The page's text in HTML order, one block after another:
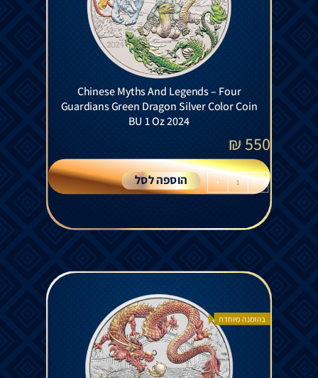
Chinese Myths And Legends – Four
Guardians Green Dragon Silver Color Coin
BU 1 Oz 2024
550
₪
-
+ הוספה לסל
בהזמנה מיוחדת